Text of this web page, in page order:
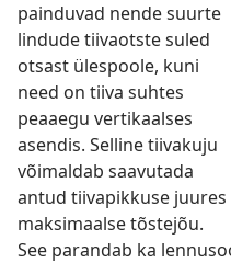
painduvad nende suurte
lindude tiivaotste suled
otsast ülespoole, kuni
need on tiiva suhtes
peaaegu vertikaalses
asendis. Selline tiivakuju
võimaldab saavutada
antud tiivapikkuse juures
maksimaalse tõstejõu.
See parandab ka